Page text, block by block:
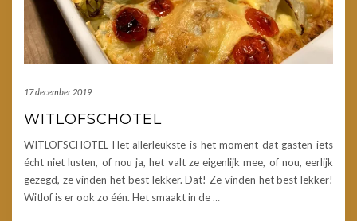
17 december 2019
WITLOFSCHOTEL
WITLOFSCHOTEL Het allerleukste is het moment dat gasten iets
écht niet lusten, of nou ja, het valt ze eigenlijk mee, of nou, eerlijk
gezegd, ze vinden het best lekker. Dat! Ze vinden het best lekker!
Witlof is er ook zo één. Het smaakt in de…